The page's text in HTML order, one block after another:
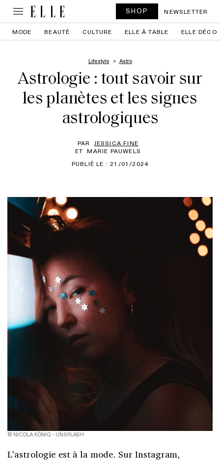
SHOP NEWSLETTER
MODE BEAUTÉ CULTURE ELLE À TABLE ELLE DÉCO
Lifestyle Astro
Astrologie : tout savoir sur
les planètes et les signes
astrologiques
PAR JESSICA FINE
ET MARIE PAUWELS
PUBLIÉ LE : 21/01/2024
© NICOLA KÖNIG - UNSPLASH
L’astrologie est à la mode. Sur Instagram,